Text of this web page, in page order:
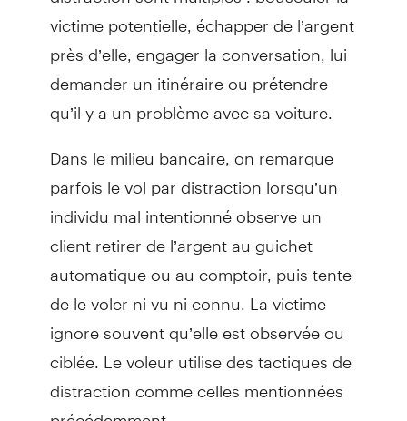
victime potentielle, échapper de l’argent
près d’elle, engager la conversation, lui
demander un itinéraire ou prétendre
qu’il y a un problème avec sa voiture.
Dans le milieu bancaire, on remarque
parfois le vol par distraction lorsqu’un
individu mal intentionné observe un
client retirer de l’argent au guichet
automatique ou au comptoir, puis tente
de le voler ni vu ni connu. La victime
ignore souvent qu’elle est observée ou
ciblée. Le voleur utilise des tactiques de
distraction comme celles mentionnées
précédemment.